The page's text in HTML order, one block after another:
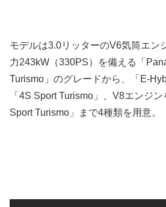
モデルは3.0リッターのV6気筒エン
力243kW（330PS）を備える「
Turismo」のグレードから、「E-
「4S Sport Turismo」、V8エンジ
Sport Turismo」まで4種類を用意。